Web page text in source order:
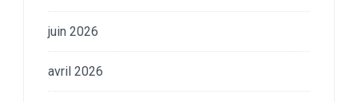
juin 2026
avril 2026